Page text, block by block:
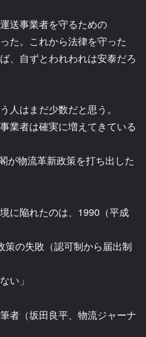
送事業者を守るための
た。これから法律を守った
、自ずとわれわれは安泰だろ
人はまだ少数だと思う。
業者は確実に増えてきている
が物流革新政策を打ち出した
に陥れたのは、1990（平成
の失敗（認可制から届出制
い」
者（坂田良平、物流ジャーナ